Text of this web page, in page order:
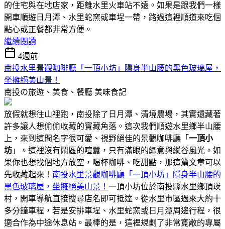
的住宅與在地店家，距離水里火車站不遠。如果是跟我們一樣
開車順遊日月潭、水里蛇窯或車埕一帶，路過這裡順道來吃個
點心或正餐都非常方便。
繼續閱讀
4週前
南投水里景觀咖啡廳「一頂小坊」隱身半山腰的黑色玻璃屋，
坐擁絕美山景！
南投の旅遊、美食、餐廳 美味食記
放假就想往山裡跑，南投除了日月潭、清境農場，其實還藏著
許多讓人想偷偷收藏的寶藏角落。這次我們順遊水里鄉半山腰
上，來到這間名字很可愛、視野絕佳的景觀咖啡廳「 一頂小
坊 」。這裡沒有鬧區的喧囂，只有滿眼的綠意與縱谷風光。如
果你也想找個地方放空，喝杯咖啡、吃甜點，那這篇文章可以
先收藏起來！ 南投水里景觀咖啡廳「一頂小坊」隱身半山腰的
黑色玻璃屋，坐擁絕美山景！ 一頂小坊位於南投縣水里鄉頂崁
村，開車導航直接搜尋店名即可抵達。從水里市區過來大約十
多分鐘車程，若是安排車埕、水里蛇窯或日月潭周邊行程，很
適合作為中途休息站。最棒的是，這裡規劃了非常寬敞的專屬